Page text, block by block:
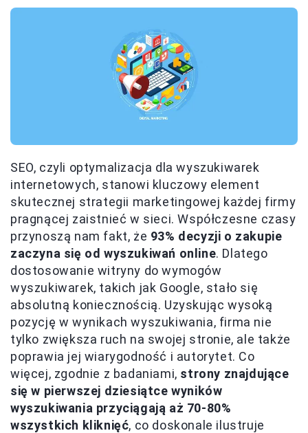
SEO, czyli optymalizacja dla wyszukiwarek
internetowych, stanowi kluczowy element
skutecznej strategii marketingowej każdej firmy
pragnącej zaistnieć w sieci. Współczesne czasy
przynoszą nam fakt, że 93% decyzji o zakupie
zaczyna się od wyszukiwań online. Dlatego
dostosowanie witryny do wymogów
wyszukiwarek, takich jak Google, stało się
absolutną koniecznością. Uzyskując wysoką
pozycję w wynikach wyszukiwania, firma nie
tylko zwiększa ruch na swojej stronie, ale także
poprawia jej wiarygodność i autorytet. Co
więcej, zgodnie z badaniami, strony znajdujące
się w pierwszej dziesiątce wyników
wyszukiwania przyciągają aż 70-80%
wszystkich kliknięć, co doskonale ilustruje